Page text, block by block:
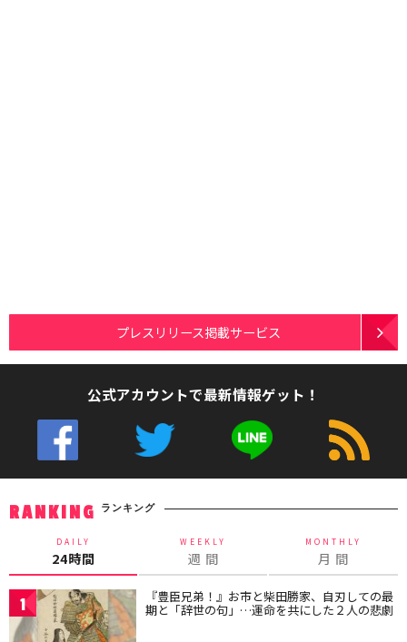
プレスリリース掲載サービス
公式アカウントで最新情報ゲット！
RANKING ランキング
DAILY
24時間
WEEKLY
週 間
MONTHLY
月 間
1 『豊臣兄弟！』お市と柴田勝家、自刃しての最
期と「辞世の句」…運命を共にした２人の悲劇